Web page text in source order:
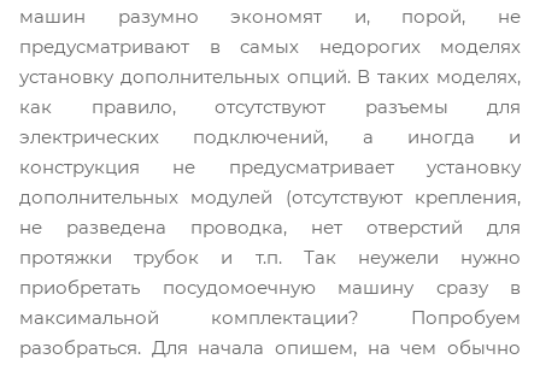
машин разумно экономят и, порой, не
предусматривают в самых недорогих моделях
установку дополнительных опций. В таких моделях,
как правило, отсутствуют разъемы для
электрических подключений, а иногда и
конструкция не предусматривает установку
дополнительных модулей (отсутствуют крепления,
не разведена проводка, нет отверстий для
протяжки трубок и т.п. Так неужели нужно
приобретать посудомоечную машину сразу в
максимальной комплектации? Попробуем
разобраться. Для начала опишем, на чем обычно